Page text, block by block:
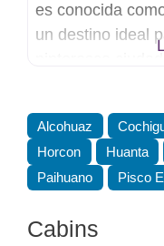
es conocida
un destino ideal
catas de vinos y
aire libre.
para descubrir la
Alcohuaz
Horcon
Huanta
Paihuano
Pisco
Cabins